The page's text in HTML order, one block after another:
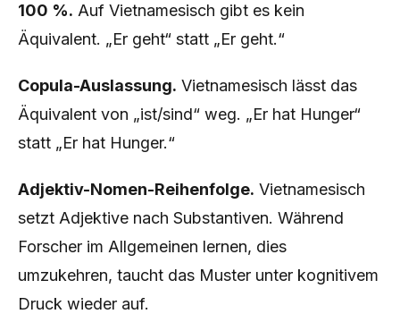
100 %. Auf Vietnamesisch gibt es kein
Äquivalent. „Er geht“ statt „Er geht.“
Copula-Auslassung. Vietnamesisch lässt das
Äquivalent von „ist/sind“ weg. „Er hat Hunger“
statt „Er hat Hunger.“
Adjektiv-Nomen-Reihenfolge. Vietnamesisch
setzt Adjektive nach Substantiven. Während
Forscher im Allgemeinen lernen, dies
umzukehren, taucht das Muster unter kognitivem
Druck wieder auf.